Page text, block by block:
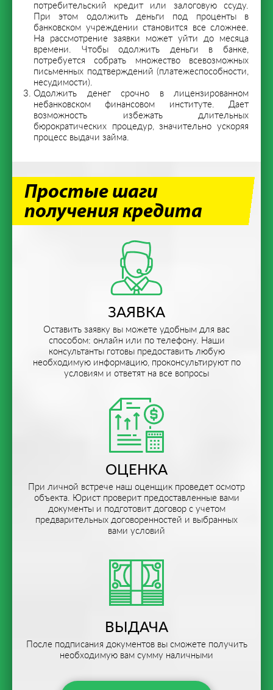
потребительский кредит или залоговую ссуду.
При этом одолжить деньги под проценты в
банковском учреждении становится все сложнее.
На рассмотрение заявки может уйти до месяца
времени. Чтобы одолжить деньги в банке,
потребуется собрать множество всевозможных
письменных подтверждений (платежеспособности,
несудимости).
Одолжить денег срочно в лицензированном
небанковском финансовом институте. Дает
возможность избежать длительных
бюрократических процедур, значительно ускоряя
процесс выдачи займа.
Простые шаги
получения кредита
ЗАЯВКА
Оставить заявку вы можете удобным для вас
способом: онлайн или по телефону. Наши
консультанты готовы предоставить любую
необходимую информацию, проконсультируют по
условиям и ответят на все вопросы
ОЦЕНКА
При личной встрече наш оценщик проведет осмотр
объекта. Юрист проверит предоставленные вами
документы и подготовит договор с учетом
предварительных договоренностей и выбранных
вами условий
ВЫДАЧА
После подписания документов вы сможете получить
необходимую вам сумму наличными